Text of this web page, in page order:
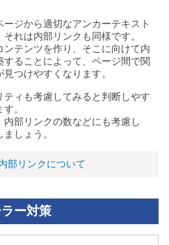
ジから適切なアンカーテキスト
れは内部リンクも同様です。
テンツを作り、そこに向けて内
ることによって、ページ間で関
つけやすくなります。
ィも考慮してみると判断しやす
。
部リンクの数などにも考慮し
しょう。
部リンクについて
ー対策